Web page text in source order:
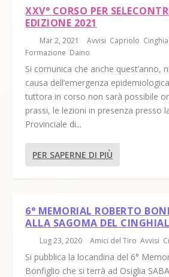
XXV° CORSO PER
EDIZIONE 2021
Mar 2, 2021 |Avvisi Capriolo
Formazione Daino
Si comunica che anche quest’anno,
causa dell’emergenza
tuttora in corso non sarà possibile
prassi, le lezioni in presenza presso
Provinciale di...
PER SAPERNE DI PIÙ
6° MEMORIAL ROBERTO
ALLA SAGOMA DEL
Lug 23, 2020 |Amici del Tiro ,Avvisi
Si pubblica la locandina del 6°
Bonfiglio che si terrà ad Osiglia